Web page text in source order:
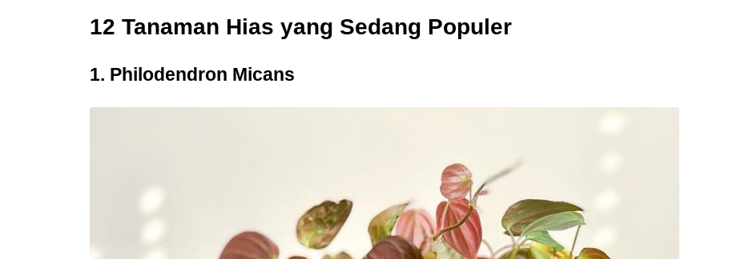
12 Tanaman Hias yang Sedang Populer
1. Philodendron Micans